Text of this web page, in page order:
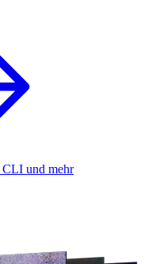
und mehr